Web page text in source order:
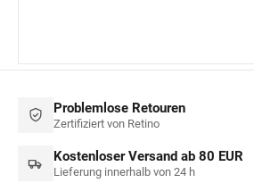
Problemlose Retouren
Zertifiziert von Retino
Kostenloser Versand ab 80 EUR
Lieferung innerhalb von 24 h